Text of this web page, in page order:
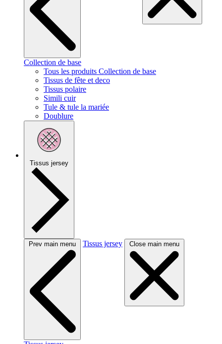
Collection de base
Tous les produits Collection de base
Tissus de fête et deco
Tissus polaire
Simili cuir
Tule & tule la mariée
Doublure
Tissus jersey
Prev main menu Tissus jersey Close main menu